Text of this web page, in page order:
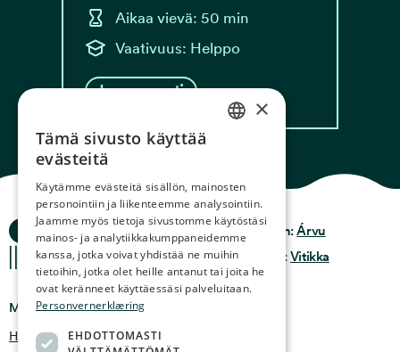
Aikaa vievä: 50 min
Vaativuus: Helppo
Lue resepti
Ocean Stories
Missä meidät löytää
Holmen 4b, 9750 Honningsvåg, Norja
Tietosuoja & Käytäntö
Ehdot & käyttöehdot
Design:Árvu
Koodi:Vitikka
NORWEGIAN
GERMAN
FRENCH
FINNISH
×
Tämä sivusto käyttää
evästeitä
Käytämme evästeitä sisällön, mainosten
personointiin ja liikenteemme analysointiin.
Jaamme myös tietoja sivustomme käytöstäsi
mainos- ja analytiikkakumppaneidemme
kanssa, jotka voivat yhdistää ne muihin
tietoihin, jotka olet heille antanut tai joita he
ovat keränneet käyttäessäsi palveluitaan.
Personvernerklæring
EHDOTTOMASTI